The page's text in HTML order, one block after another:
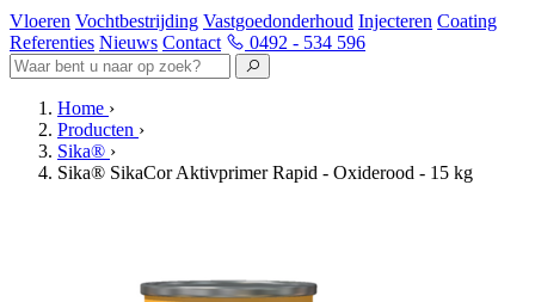
Vloeren Vochtbestrijding Vastgoedonderhoud Injecteren Coating
Referenties Nieuws Contact 0492 - 534 596
Home ›
Producten ›
Sika® ›
Sika® SikaCor Aktivprimer Rapid - Oxiderood - 15 kg